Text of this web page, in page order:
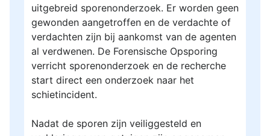
uitgebreid sporenonderzoek. Er worden geen
gewonden aangetroffen en de verdachte of
verdachten zijn bij aankomst van de agenten
al verdwenen. De Forensische Opsporing
verricht sporenonderzoek en de recherche
start direct een onderzoek naar het
schietincident.
Nadat de sporen zijn veiliggesteld en